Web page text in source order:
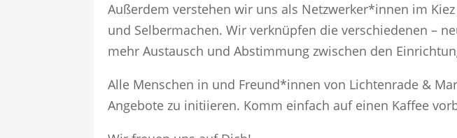
Außerdem verstehen wir uns als Netzwerker*innen im
und Selbermachen. Wir verknüpfen die verschiedenen –
mehr Austausch und Abstimmung zwischen den
Alle Menschen in und Freund*innen von Lichtenrade &
Angebote zu initiieren. Komm einfach auf einen Kaffee